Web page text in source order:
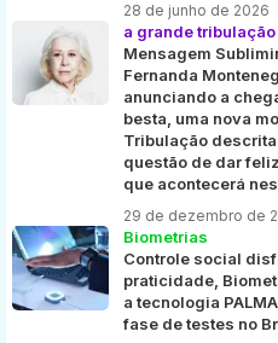
28 de junho de 2026
a grande tribulação
Mensagem
Fernanda
anunciando a
besta, uma nova
Tribulação
questão de dar
que acontecerá
29 de dezembro de
Biometrias
Controle social
praticidade,
a tecnologia
fase de testes no